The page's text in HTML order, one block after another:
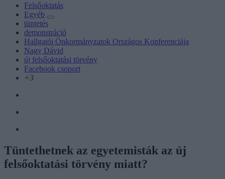
Felsőoktatás
Egyéb
tüntetés
demonstráció
Hallgatói Önkormányzatok Országos Konferenciája
Nagy Dávid
új felsőoktatási törvény
Facebook csoport
+3
Tüntethetnek az egyetemisták az új
felsőoktatási törvény miatt?